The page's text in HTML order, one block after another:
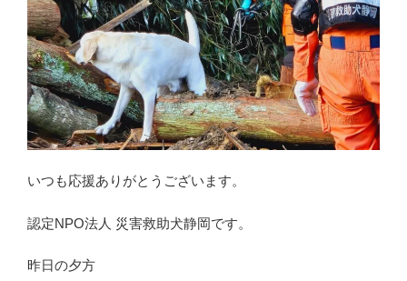
いつも応援ありがとうございます。
認定NPO法人 災害救助犬静岡です。
昨日の夕方